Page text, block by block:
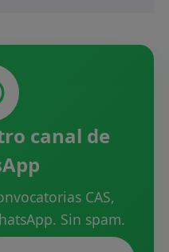
canal de
CAS,
Sin spam.